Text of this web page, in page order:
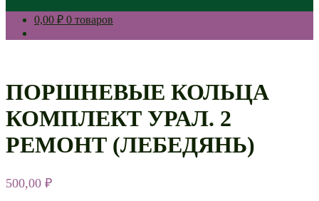
0,00 ₽ 0 товаров
ПОРШНЕВЫЕ КОЛЬЦА
КОМПЛЕКТ УРАЛ. 2
РЕМОНТ (ЛЕБЕДЯНЬ)
500,00 ₽